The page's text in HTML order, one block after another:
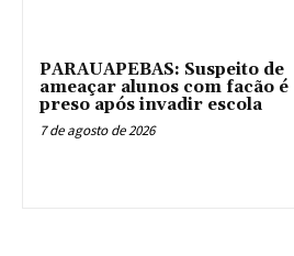
PARAUAPEBAS: Suspeito de
ameaçar alunos com facão é
preso após invadir escola
7 de agosto de 2026